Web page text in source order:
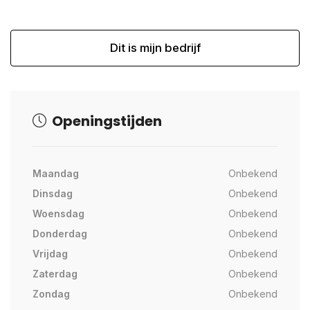
Dit is mijn bedrijf
Openingstijden
Maandag
Onbekend
Dinsdag
Onbekend
Woensdag
Onbekend
Donderdag
Onbekend
Vrijdag
Onbekend
Zaterdag
Onbekend
Zondag
Onbekend